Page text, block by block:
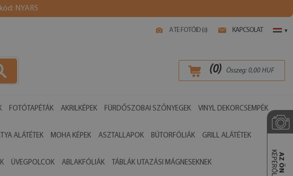
kód: NYAR5
A TE FOTÓID (0) KAPCSOLAT ▾
(0) Összeg: 0,00 HUF
FOTÓTAPÉTÁK AKRILKÉPEK FÜRDŐSZOBAI SZŐNYEGEK VINYL DEKORCSEMPÉK
ALÁTÉTEK MOHA KÉPEK ASZTALLAPOK BÚTORFÓLIÁK GRILL ALÁTÉTEK
ÜVEGPOLCOK ABLAKFÓLIÁK TÁBLÁK UTAZÁSI MÁGNESEKNEK AZ ÖN
KÉPÉRŐL